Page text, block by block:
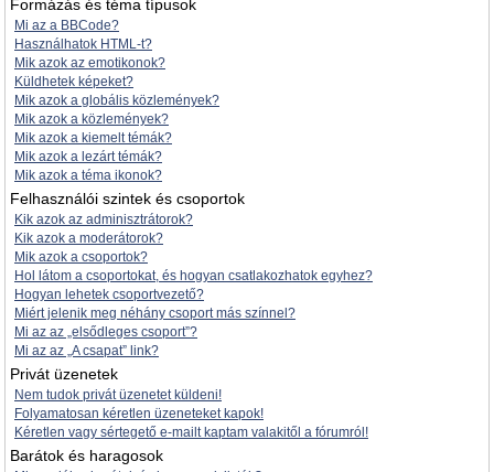
Formázás és téma típusok
Mi az a BBCode?
Használhatok HTML-t?
Mik azok az emotikonok?
Küldhetek képeket?
Mik azok a globális közlemények?
Mik azok a közlemények?
Mik azok a kiemelt témák?
Mik azok a lezárt témák?
Mik azok a téma ikonok?
Felhasználói szintek és csoportok
Kik azok az adminisztrátorok?
Kik azok a moderátorok?
Mik azok a csoportok?
Hol látom a csoportokat, és hogyan csatlakozhatok egyhez?
Hogyan lehetek csoportvezető?
Miért jelenik meg néhány csoport más színnel?
Mi az az „elsődleges csoport”?
Mi az az „A csapat” link?
Privát üzenetek
Nem tudok privát üzenetet küldeni!
Folyamatosan kéretlen üzeneteket kapok!
Kéretlen vagy sértegető e-mailt kaptam valakitől a fórumról!
Barátok és haragosok